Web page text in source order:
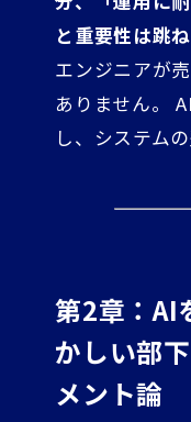
と重要性は跳
エンジニアが
ありません。
し、システム
第2章：AI
かしい部
メント論